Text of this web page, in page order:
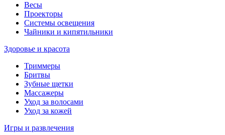
Весы
Проекторы
Системы освещения
Чайники и кипятильники
Здоровье и красота
Триммеры
Бритвы
Зубные щетки
Массажеры
Уход за волосами
Уход за кожей
Игры и развлечения